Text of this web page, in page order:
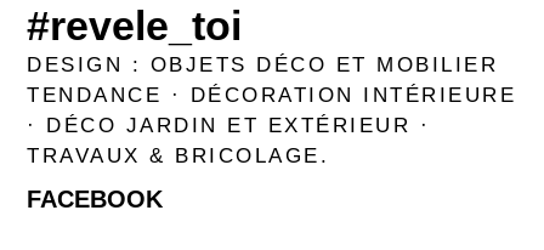
#revele_toi
DESIGN : OBJETS DÉCO ET MOBILIER
TENDANCE · DÉCORATION INTÉRIEURE
· DÉCO JARDIN ET EXTÉRIEUR ·
TRAVAUX & BRICOLAGE.
FACEBOOK